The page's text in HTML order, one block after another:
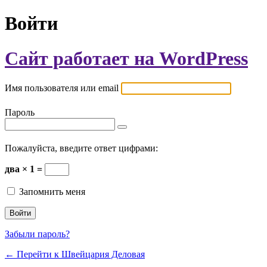
Войти
Сайт работает на WordPress
Имя пользователя или email
Пароль
Пожалуйста, введите ответ цифрами:
два × 1 =
Запомнить меня
Забыли пароль?
← Перейти к Швейцария Деловая